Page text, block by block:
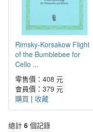
Rimsky-Korsakow Flight
of the Bumblebee for
Cello ...
零售價：408 元
會員價：379 元
購買 | 收藏
總計 6個記錄